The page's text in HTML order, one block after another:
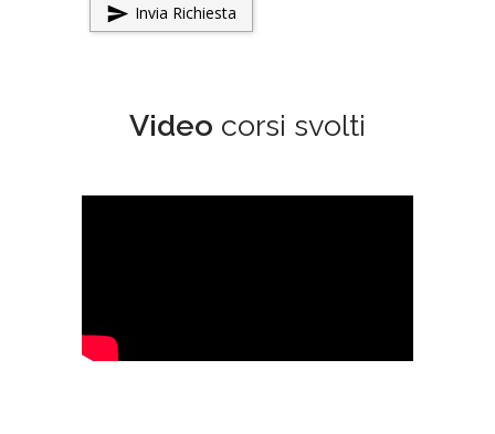
 Invia Richiesta
Video corsi svolti